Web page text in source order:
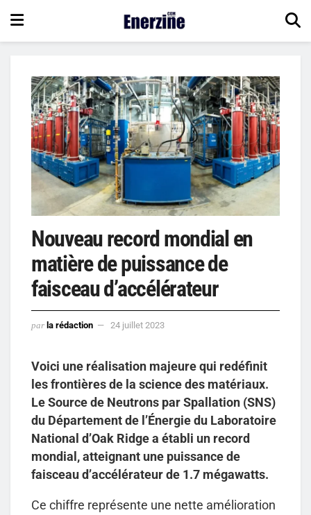
Nouveau record mondial en
matière de puissance de
faisceau d’accélérateur
par la rédaction 24 juillet 2023
Voici une réalisation majeure qui redéfinit
les frontières de la science des matériaux.
Le Source de Neutrons par Spallation (SNS)
du Département de l’Énergie du Laboratoire
National d’Oak Ridge a établi un record
mondial, atteignant une puissance de
faisceau d’accélérateur de 1.7 mégawatts.
Ce chiffre représente une nette amélioration